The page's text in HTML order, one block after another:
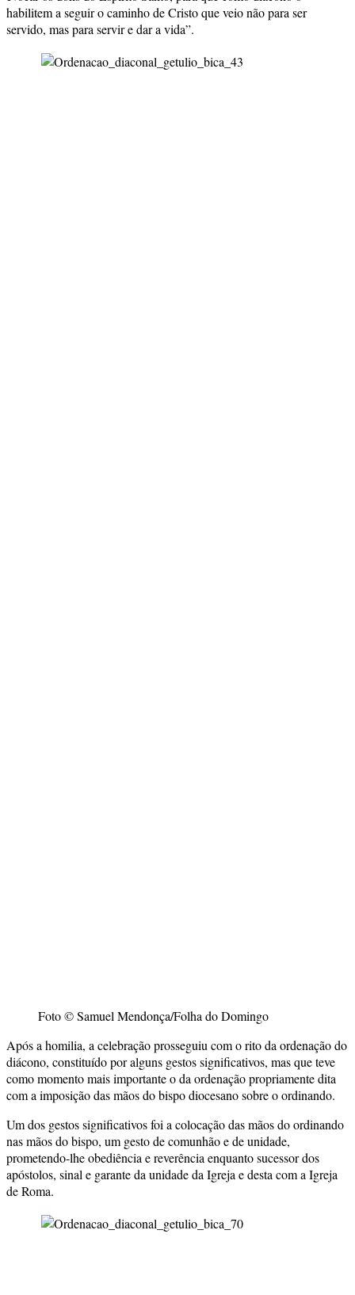
habilitem a seguir o caminho de Cristo que veio não para ser
servido, mas para servir e dar a vida”.
Foto © Samuel Mendonça/Folha do Domingo
Após a homilia, a celebração prosseguiu com o rito da ordenação do
diácono, constituído por alguns gestos significativos, mas que teve
como momento mais importante o da ordenação propriamente dita
com a imposição das mãos do bispo diocesano sobre o ordinando.
Um dos gestos significativos foi a colocação das mãos do ordinando
nas mãos do bispo, um gesto de comunhão e de unidade,
prometendo-lhe obediência e reverência enquanto sucessor dos
apóstolos, sinal e garante da unidade da Igreja e desta com a Igreja
de Roma.